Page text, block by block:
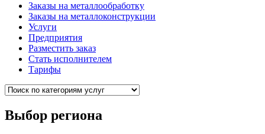
Заказы на металлообработку
Заказы на металлоконструкции
Услуги
Предприятия
Разместить заказ
Стать исполнителем
Тарифы
Выбор региона